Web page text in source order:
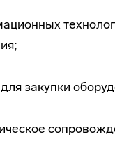
закупки